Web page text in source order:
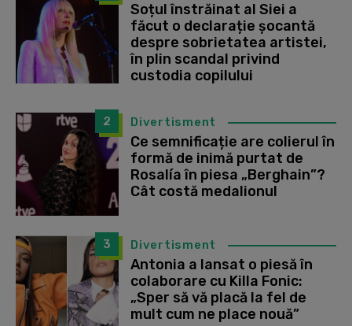
Soțul înstrăinat al Siei a
făcut o declarație șocantă
despre sobrietatea artistei,
în plin scandal privind
custodia copilului
2 Divertisment
Ce semnificație are colierul în
formă de inimă purtat de
Rosalía în piesa „Berghain”?
Cât costă medalionul
3 Divertisment
Antonia a lansat o piesă în
colaborare cu Killa Fonic:
„Sper să vă placă la fel de
mult cum ne place nouă”